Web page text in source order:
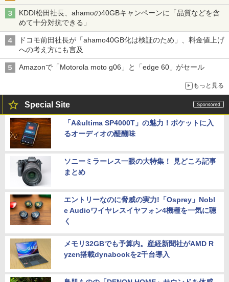
KDDI松田社長、ahamoの40GBキャンペーンに「品質などを含
めて十分対抗できる」
ドコモ前田社長が「ahamo40GB化は検証のため」、料金値上げ
への考え方にも言及
Amazonで「Motorola moto g06」と「edge 60」がセール
もっと見る
Special Site
「A&ultima SP4000T」の魅力！ポケットに入
るオーディオの醍醐味
ソニーミラーレス一眼の大特集！ 見どころ記事
まとめ
エントリーなのに脅威の実力!「Osprey」Nobl
e Audioワイヤレスイヤフォン4機種を一気に聴
く
メモリ32GBでも予算内。産経新聞社がAMD R
yzen搭載dynabookを2千台導入